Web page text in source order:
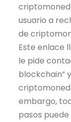
usuario a
de
Este enlace
le pide
blockchain”
embargo,
pasos